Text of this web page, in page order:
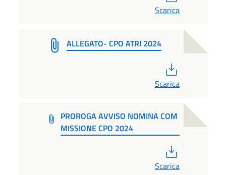
Scarica
ALLEGATO- CPO ATRI 2024
Scarica
PROROGA AVVISO NOMINA COM
MISSIONE CPO 2024
Scarica